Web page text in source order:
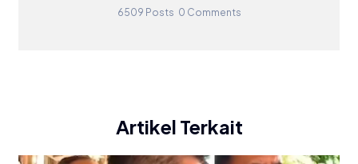
6509 Posts 0 Comments
Artikel Terkait